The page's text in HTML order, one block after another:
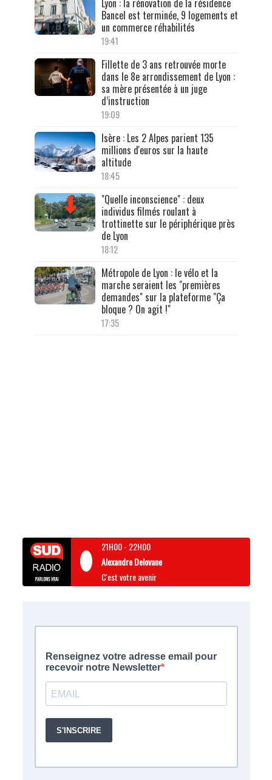
Bancel est terminée, 9 logements et
un commerce réhabilités
19:41
Fillette de 3 ans retrouvée morte
dans le 8e arrondissement de Lyon :
sa mère présentée à un juge
d’instruction
19:09
Isère : Les 2 Alpes parient 135
millions d'euros sur la haute
altitude
18:45
"Quelle inconscience" : deux
individus filmés roulant à
trottinette sur le périphérique près
de Lyon
18:12
Métropole de Lyon : le vélo et la
marche seraient les "premières
demandes" sur la plateforme "Ça
bloque ? On agit !"
17:35
21H00- 22H00
Alexandre Delovane
C'est votre avenir